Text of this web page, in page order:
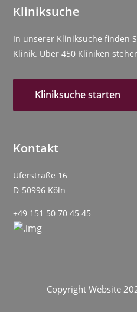
Kliniksuche
In unserer Kliniksuche finden
Klinik. Über 450 Kliniken
Kliniksuche starten
Kontakt
Uferstraße 16
D-50996 Köln
+49 151 50 70 45 45
Copyright Website